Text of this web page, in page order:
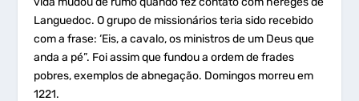
Languedoc. O grupo de missionários teria sido recebido
com a frase: ‘Eis, a cavalo, os ministros de um Deus que
anda a pé”. Foi assim que fundou a ordem de frades
pobres, exemplos de abnegação. Domingos morreu em
1221.